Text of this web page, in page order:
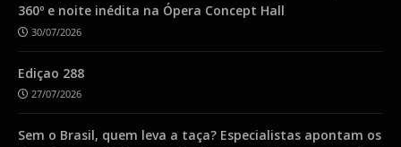
360º e noite inédita na Ópera Concept Hall
30/07/2026
Ediçao 288
27/07/2026
Sem o Brasil, quem leva a taça? Especialistas apontam os